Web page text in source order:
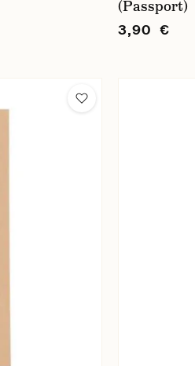
(Passport)
3,90 €